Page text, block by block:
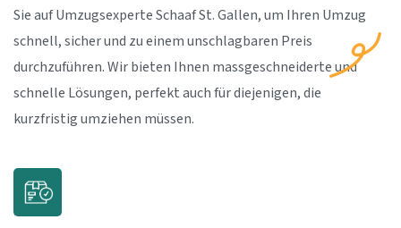
Sie auf Umzugsexperte Schaaf St. Gallen, um Ihren Umzug
schnell, sicher und zu einem unschlagbaren Preis
durchzuführen. Wir bieten Ihnen massgeschneiderte und
schnelle Lösungen, perfekt auch für diejenigen, die
kurzfristig umziehen müssen.